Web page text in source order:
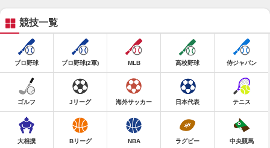
競技一覧
プロ野球 プロ野球(2軍) MLB 高校野球 侍ジャパン
ゴルフ Jリーグ 海外サッカー 日本代表 テニス
大相撲 Bリーグ NBA ラグビー 中央競馬